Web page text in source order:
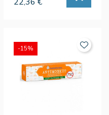
-15%